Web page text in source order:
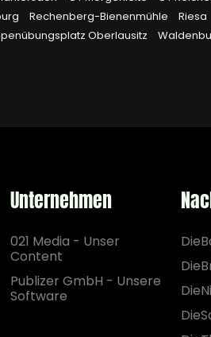
Rechenberg-Bienenmühle Riesa
Oberlausitz
Unternehmen
021 Media - Unser
Content
Publizer GmbH - Unsere
Software